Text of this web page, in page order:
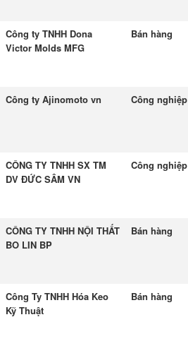
Công ty TNHH Dona
Victor Molds MFG
Bán hàng
Công ty Ajinomoto vn Công nghiệp
CÔNG TY TNHH SX TM
DV ĐỨC SÂM VN
Công nghiệp
CÔNG TY TNHH NỘI THẤT
BO LIN BP
Bán hàng
Công Ty TNHH Hóa Keo
Kỹ Thuật
Bán hàng